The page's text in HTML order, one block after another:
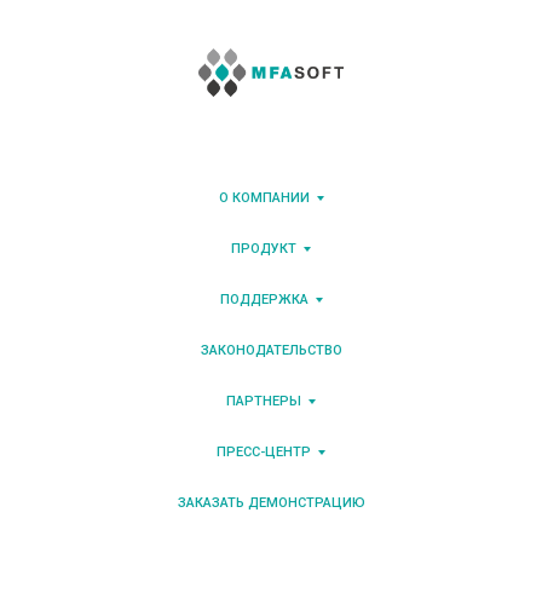
О КОМПАНИИ
ПРОДУКТ
ПОДДЕРЖКА
ЗАКОНОДАТЕЛЬСТВО
ПАРТНЕРЫ
ПРЕСС-ЦЕНТР
ЗАКАЗАТЬ ДЕМОНСТРАЦИЮ